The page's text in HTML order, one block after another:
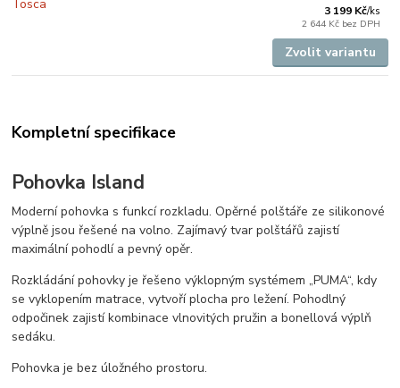
3 199 Kč/ks
2 644 Kč bez DPH
Zvolit variantu
Kompletní specifikace
Pohovka Island
Moderní pohovka s funkcí rozkladu. Opěrné polštáře ze silikonové
výplně jsou řešené na volno. Zajímavý tvar polštářů zajistí
maximální pohodlí a pevný opěr.
Rozkládání pohovky je řešeno výklopným systémem „PUMA“, kdy
se vyklopením matrace, vytvoří plocha pro ležení. Pohodlný
odpočinek zajistí kombinace vlnovitých pružin a bonellová výplň
sedáku.
Pohovka je bez úložného prostoru.